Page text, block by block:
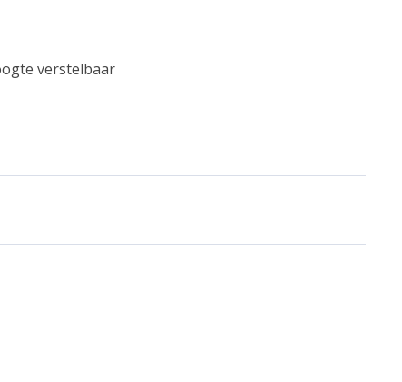
verstelbaar